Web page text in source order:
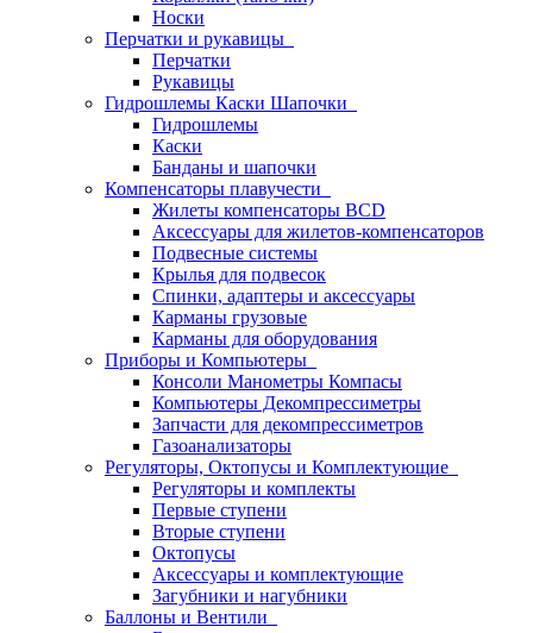
Носки
Перчатки и рукавицы
Перчатки
Рукавицы
Гидрошлемы Каски Шапочки
Гидрошлемы
Каски
Банданы и шапочки
Компенсаторы плавучести
Жилеты компенсаторы BCD
Аксессуары для жилетов-компенсаторов
Подвесные системы
Крылья для подвесок
Спинки, адаптеры и аксессуары
Карманы грузовые
Карманы для оборудования
Приборы и Компьютеры
Консоли Манометры Компасы
Компьютеры Декомпрессиметры
Запчасти для декомпрессиметров
Газоанализаторы
Регуляторы, Октопусы и Комплектующие
Регуляторы и комплекты
Первые ступени
Вторые ступени
Октопусы
Аксессуары и комплектующие
Загубники и нагубники
Баллоны и Вентили